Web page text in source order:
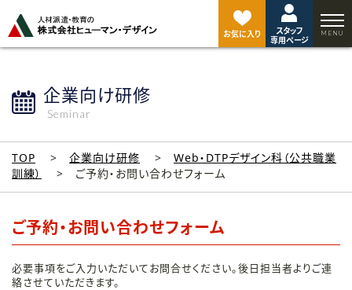
お気に入り
スタッフ
専用ページ
企業向け研修
Seminar
TOP 企業向け研修
Web・DTPデザイン科（公共職業
訓練）
ご予約・お問い合わせフォーム
ご予約・お問い合わせフォーム
必要事項をご入力いただいてお問合せください。後日担当者よりご連
絡させていただきます。
ジ
ト